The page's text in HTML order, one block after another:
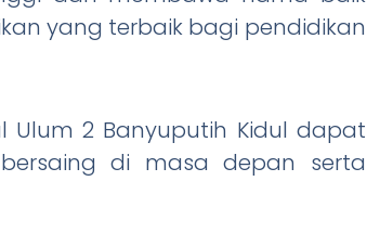
yang terbaik bagi pendidikan
Ulum 2 Banyuputih Kidul dapat
di masa depan serta